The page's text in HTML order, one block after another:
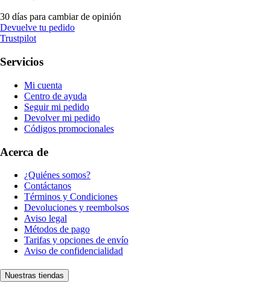
30 días para cambiar de opinión
Devuelve tu pedido
Trustpilot
Servicios
Mi cuenta
Centro de ayuda
Seguir mi pedido
Devolver mi pedido
Códigos promocionales
Acerca de
¿Quiénes somos?
Contáctanos
Términos y Condiciones
Devoluciones y reembolsos
Aviso legal
Métodos de pago
Tarifas y opciones de envío
Aviso de confidencialidad
Nuestras tiendas